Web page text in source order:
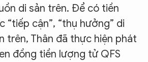
di sản trên. Để có tiền
“tiếp cận”, “thụ hưởng” di
trên, Thân đã thực hiện phát
đồng tiền lượng tử QFS